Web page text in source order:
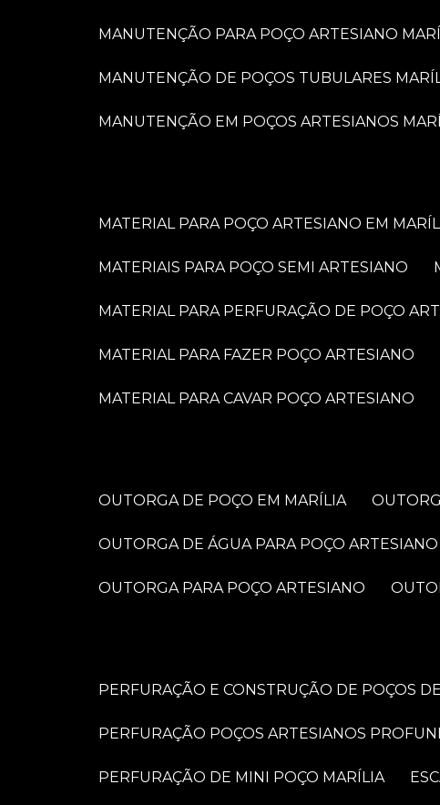
MANUTENÇÃO PARA POÇO ARTESIANO
MANUTENÇÃO DE POÇOS TUBULARES
MANUTENÇÃO EM POÇOS ARTESIANOS
MATERIAL PARA POÇO ARTESIANO EM
MATERIAIS PARA POÇO SEMI ARTESIANO
MATERIAL PARA PERFURAÇÃO DE POÇO
MATERIAL PARA FAZER POÇO ARTESIANO
MATERIAL PARA CAVAR POÇO ARTESIANO
OUTORGA DE POÇO EM MARÍLIA
OUTORGA DE ÁGUA PARA POÇO ARTESIANO
OUTORGA PARA POÇO ARTESIANO
PERFURAÇÃO E CONSTRUÇÃO DE POÇOS
PERFURAÇÃO POÇOS ARTESIANOS
PERFURAÇÃO DE MINI POÇO MARÍLIA